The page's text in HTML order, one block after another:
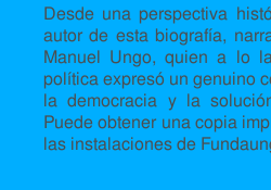
Desde una perspectiva
autor de esta biografía,
Manuel Ungo, quien a lo
política expresó un genuino
la democracia y la
Puede obtener una copia
las instalaciones de